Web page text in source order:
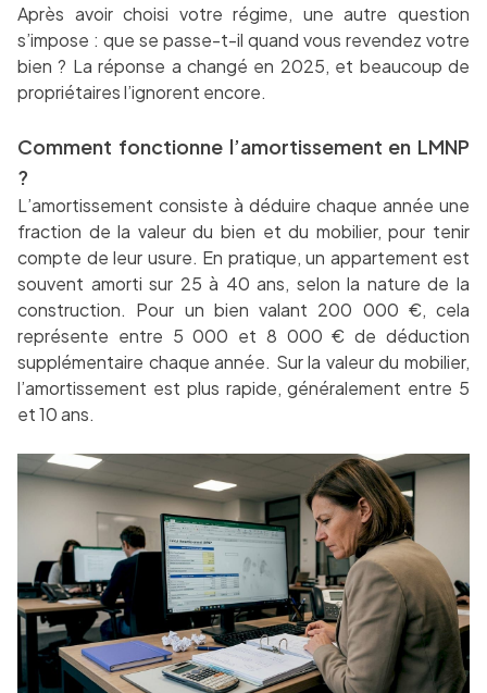
Après avoir choisi votre régime, une autre question
s’impose : que se passe-t-il quand vous revendez votre
bien ? La réponse a changé en 2025, et beaucoup de
propriétaires l’ignorent encore.
Comment fonctionne l’amortissement en LMNP
?
L’amortissement consiste à déduire chaque année une
fraction de la valeur du bien et du mobilier, pour tenir
compte de leur usure. En pratique, un appartement est
souvent amorti sur 25 à 40 ans, selon la nature de la
construction. Pour un bien valant 200 000 €, cela
représente entre 5 000 et 8 000 € de déduction
supplémentaire chaque année. Sur la valeur du mobilier,
l’amortissement est plus rapide, généralement entre 5
et 10 ans.